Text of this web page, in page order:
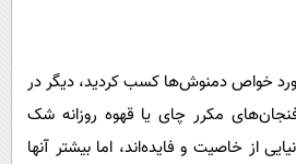
خواص دمنوش‌ها کسب کردید، دیگر در
مکرر چای یا قهوه روزانه شک
از خاصیت و فایده‌اند، اما بیشتر آنها